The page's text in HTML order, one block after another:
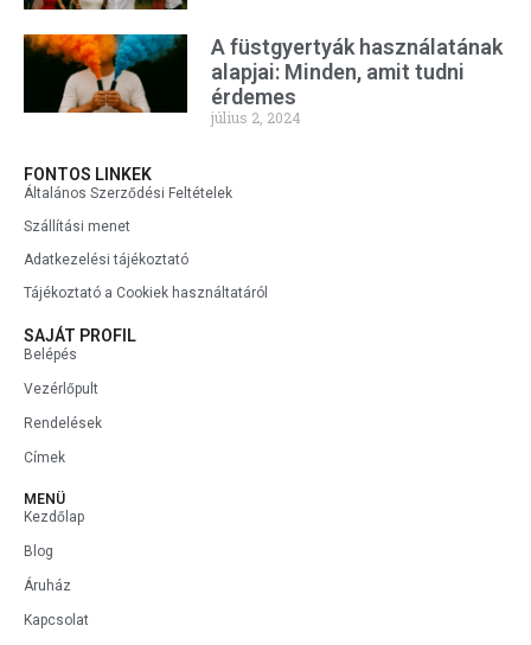
A füstgyertyák használatának
alapjai: Minden, amit tudni
érdemes
július 2, 2024
FONTOS LINKEK
Általános Szerződési Feltételek
Szállítási menet
Adatkezelési tájékoztató
Tájékoztató a Cookiek használtatáról
SAJÁT PROFIL
Belépés
Vezérlőpult
Rendelések
Címek
MENÜ
Kezdőlap
Blog
Áruház
Kapcsolat